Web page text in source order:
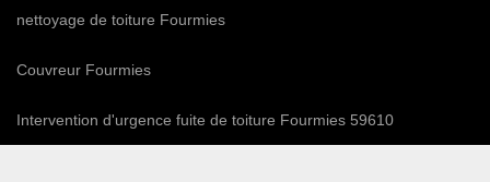
nettoyage de toiture Fourmies
Couvreur Fourmies
Intervention d'urgence fuite de toiture Fourmies 59610